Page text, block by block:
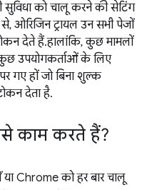
सुविधा को चालू करने की सेटिंग
ओरिजिन ट्रायल उन सभी पेजों
देते हैं. हालांकि, कुछ मामलों
उपयोगकर्ताओं के लिए
गए हों जो बिना शुल्क
देता है.
काम करते हैं?
या Chrome को हर बार चालू